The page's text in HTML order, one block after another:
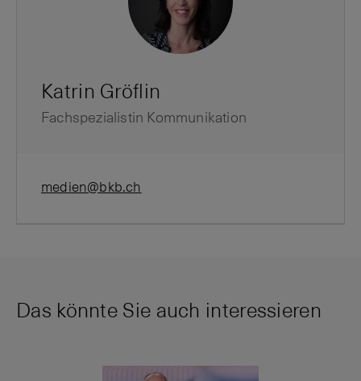
Katrin Gröflin
Fachspezialistin Kommunikation
medien@bkb.ch
Das könnte Sie auch interessieren